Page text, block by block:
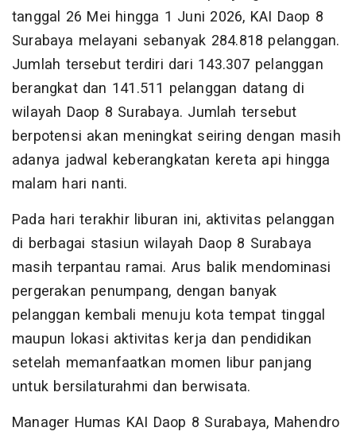
tanggal 26 Mei hingga 1 Juni 2026, KAI Daop 8
Surabaya melayani sebanyak 284.818 pelanggan.
Jumlah tersebut terdiri dari 143.307 pelanggan
berangkat dan 141.511 pelanggan datang di
wilayah Daop 8 Surabaya. Jumlah tersebut
berpotensi akan meningkat seiring dengan masih
adanya jadwal keberangkatan kereta api hingga
malam hari nanti.
Pada hari terakhir liburan ini, aktivitas pelanggan
di berbagai stasiun wilayah Daop 8 Surabaya
masih terpantau ramai. Arus balik mendominasi
pergerakan penumpang, dengan banyak
pelanggan kembali menuju kota tempat tinggal
maupun lokasi aktivitas kerja dan pendidikan
setelah memanfaatkan momen libur panjang
untuk bersilaturahmi dan berwisata.
Manager Humas KAI Daop 8 Surabaya, Mahendro